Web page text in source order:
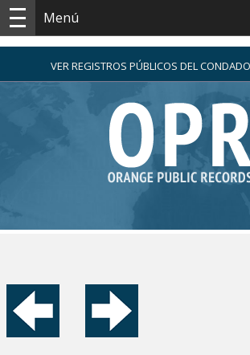
Menú
VER REGISTROS PÚBLICOS DEL